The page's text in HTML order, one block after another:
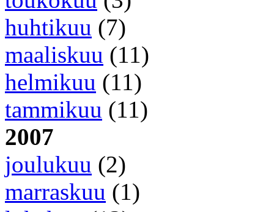
huhtikuu (7)
maaliskuu (11)
helmikuu (11)
tammikuu (11)
2007
joulukuu (2)
marraskuu (1)